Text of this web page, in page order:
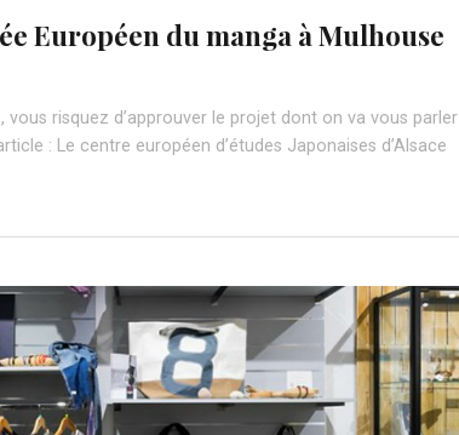
Européen du manga à Mulhouse
vous risquez d’approuver le projet dont on va vous parler
: Le centre européen d’études Japonaises d’Alsace